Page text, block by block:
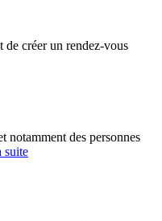
de créer un rendez-vous
notamment des personnes
suite